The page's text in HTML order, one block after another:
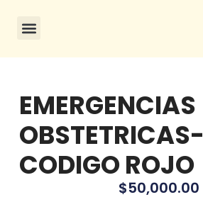
EMERGENCIAS
OBSTETRICAS-
CODIGO ROJO
$50,000.00